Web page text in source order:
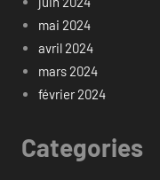
mai 2024
avril 2024
mars 2024
février 2024
Categories